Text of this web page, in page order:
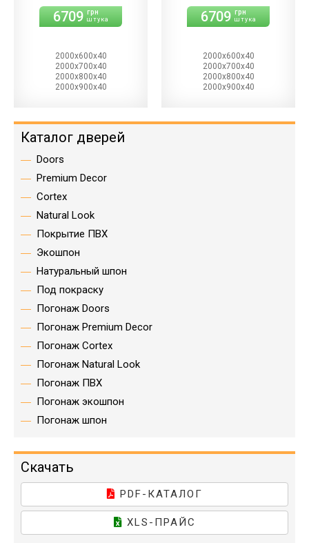
6709 грн
штука
2000х600х40
2000х700х40
2000х800х40
2000х900х40
6709 грн
штука
2000х600х40
2000х700х40
2000х800х40
2000х900х40
Каталог дверей
Doors
Premium Decor
Cortex
Natural Look
Покрытие ПВХ
Экошпон
Натуральный шпон
Под покраску
Погонаж Doors
Погонаж Premium Decor
Погонаж Cortex
Погонаж Natural Look
Погонаж ПВХ
Погонаж экошпон
Погонаж шпон
Скачать
PDF-КАТАЛОГ
XLS-ПРАЙС